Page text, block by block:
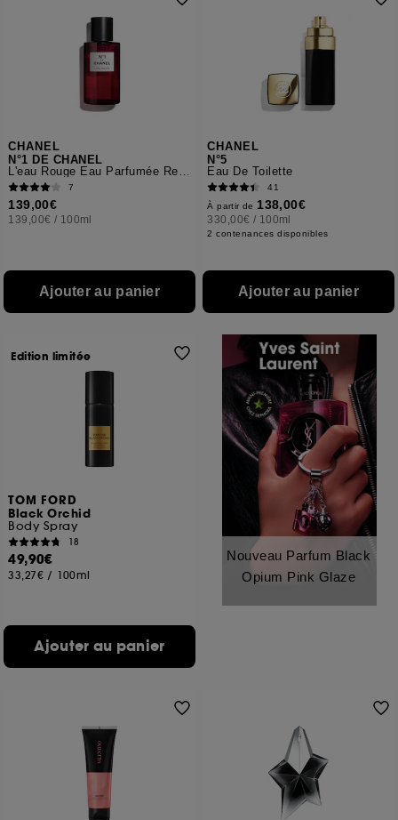
CHANEL
N°1 DE CHANEL
L'eau Rouge Eau Parfumée Revitalisante
7
139,00€
139,00€ / 100ml
Ajouter au panier
CHANEL
N°5
Eau De Toilette
41
À partir de 138,00€
330,00€ / 100ml
2 contenances disponibles
Ajouter au panier
TOM FORD
Black Orchid
Body Spray
18
49,90€
33,27€ / 100ml
Ajouter au panier
Edition limitée
Nouveau Parfum Black
Opium Pink Glaze